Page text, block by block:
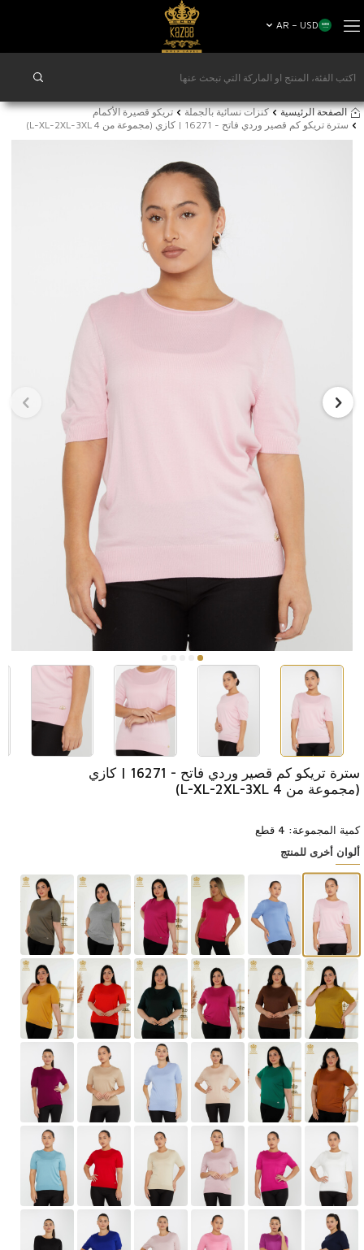
AR − USD
الصفحة الرئيسية كنزات نسائية بالجملة
تريكو قصيرة الأكمام
سترة تريكو كم قصير وردي فاتح - 16271 | كازي (مجموعة من 4 L-XL-2XL-3XL)
سترة تريكو كم قصير وردي فاتح - 16271 | كازي
(مجموعة من 4 L-XL-2XL-3XL)
كمية المجموعة: 4 قطع
ألوان أخرى للمنتج